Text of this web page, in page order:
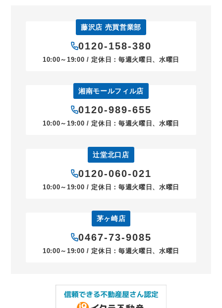
藤沢店 売買営業部
0120-158-380
10:00～19:00 / 定休日：毎週火曜日、水曜日
湘南モールフィル店
0120-989-655
10:00～19:00 / 定休日：毎週火曜日、水曜日
辻堂北口店
0120-060-021
10:00～19:00 / 定休日：毎週火曜日、水曜日
茅ヶ崎店
0467-73-9085
10:00～19:00 / 定休日：毎週火曜日、水曜日